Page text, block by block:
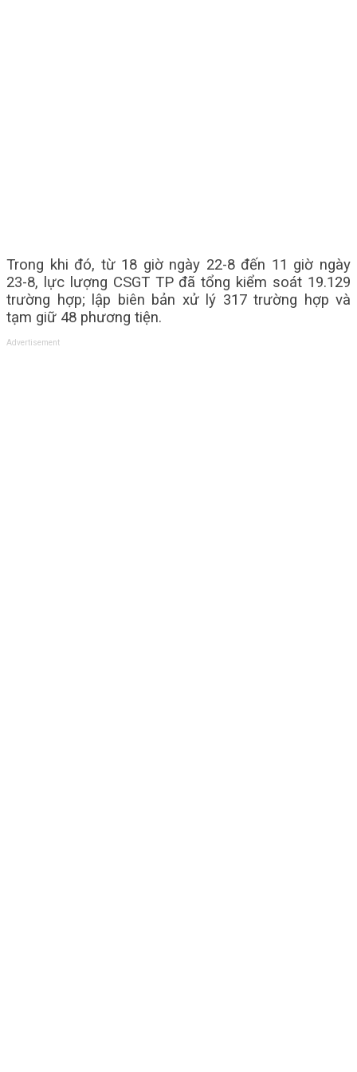
Trong khi đó, từ 18 giờ ngày 22-8 đến 11 giờ ngày
23-8, lực lượng CSGT TP đã tổng kiểm soát 19.129
trường hợp; lập biên bản xử lý 317 trường hợp và
tạm giữ 48 phương tiện.
Advertisement